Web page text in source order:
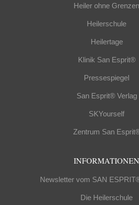
Heiler ohne Grenzen
Heilerschule
Heilertage
Klinik San Esprit®
Pressespiegel
San Esprit® Verlag
SKYourself
Zentrum San
INFORMATIONEN
Newsletter vom SAN
Die Heilerschule